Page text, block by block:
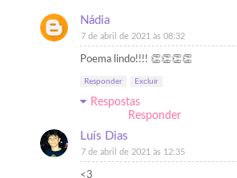
Nádia
7 de abril de 2021 às 08:32
Poema lindo!!!! 👏👏👏👏
Responder Excluir
Respostas
Responder
Luís Dias
7 de abril de 2021 às 12:35
<3